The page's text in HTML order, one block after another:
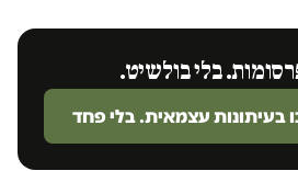
בלי בולשיט.
בעיתונות עצמאית. בלי פחד